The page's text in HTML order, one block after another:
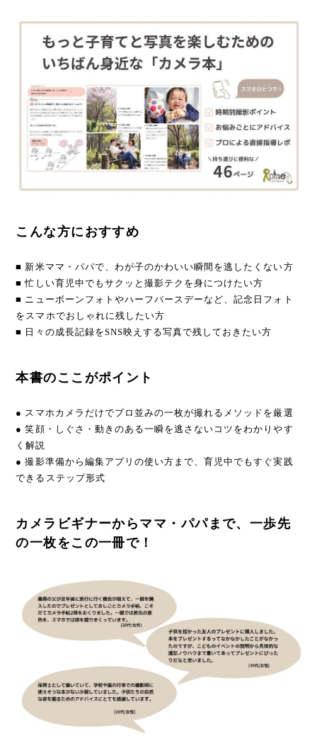
こんな方におすすめ
■ 新米ママ・パパで、わが子のかわいい瞬間を逃したくない方
■ 忙しい育児中でもサクッと撮影テクを身につけたい方
■ ニューボーンフォトやハーフバースデーなど、記念日フォト
をスマホでおしゃれに残したい方
■ 日々の成長記録をSNS映えする写真で残しておきたい方
本書のここがポイント
● スマホカメラだけでプロ並みの一枚が撮れるメソッドを厳選
● 笑顔・しぐさ・動きのある一瞬を逃さないコツをわかりやす
く解説
● 撮影準備から編集アプリの使い方まで、育児中でもすぐ実践
できるステップ形式
カメラビギナーからママ・パパまで、一歩先
の一枚をこの一冊で！